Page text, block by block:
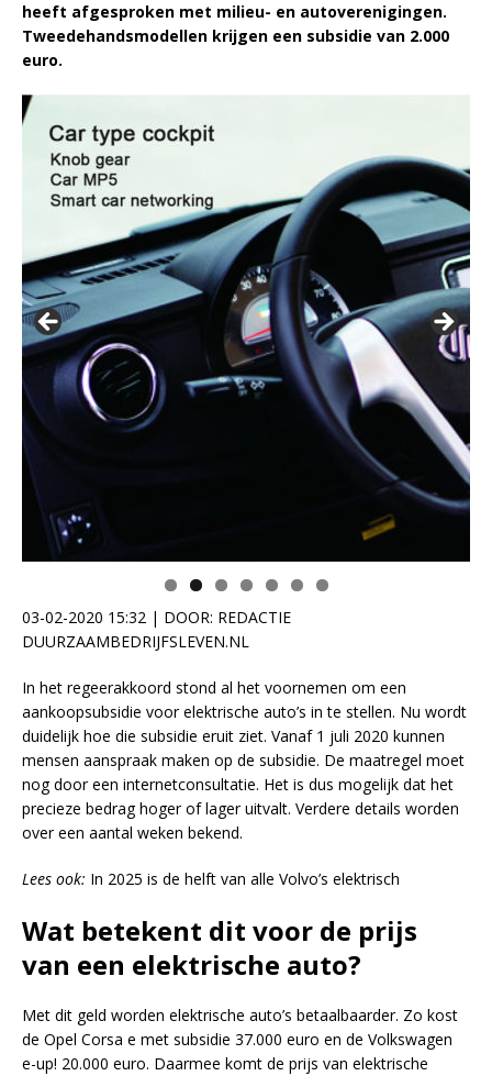
heeft afgesproken met milieu- en autoverenigingen.
Tweedehandsmodellen krijgen een subsidie van 2.000
euro.
03-02-2020 15:32 | DOOR: REDACTIE
DUURZAAMBEDRIJFSLEVEN.NL
In het regeerakkoord stond al het voornemen om een
aankoopsubsidie voor elektrische auto’s in te stellen. Nu wordt
duidelijk hoe die subsidie eruit ziet. Vanaf 1 juli 2020 kunnen
mensen aanspraak maken op de subsidie. De maatregel moet
nog door een internetconsultatie. Het is dus mogelijk dat het
precieze bedrag hoger of lager uitvalt. Verdere details worden
over een aantal weken bekend.
Lees ook: In 2025 is de helft van alle Volvo’s elektrisch
Wat betekent dit voor de prijs
van een elektrische auto?
Met dit geld worden elektrische auto’s betaalbaarder. Zo kost
de Opel Corsa e met subsidie 37.000 euro en de Volkswagen
e-up! 20.000 euro. Daarmee komt de prijs van elektrische